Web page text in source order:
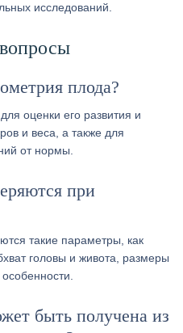
исследований.
плода?
оценки его развития и
и веса, а также для
от нормы.
при
такие параметры, как
головы и живота, размеры
быть получена из